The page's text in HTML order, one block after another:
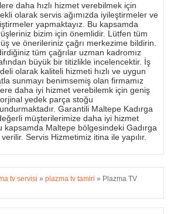
daha hızlı hizmet verebilmek için
olarak servis ağımızda iyileştirmeler ve
yapmaktayız. Bu kapsamda
bizim için önemlidir. Lütfen tüm
ve önerileriniz çağrı merkezime bildirin.
tüm çağrılar uzman kadromız
büyük bir titizlikle incelencektir. İş
olarak kaliteli hizmeti hızlı ve uygun
sunmayı benimsemiş olan firmamız
daha iyi hizmet verebilemk için geniş
yedek parça stoğu
Garantili Maltepe Kadırga
müşterilerimize daha iyi hizmet
Maltepe bölgesindeki Gadırga
Servis Hizmetimiz itina ile yapılır.
tv servisi » plazma tv tamiri » Plazma TV